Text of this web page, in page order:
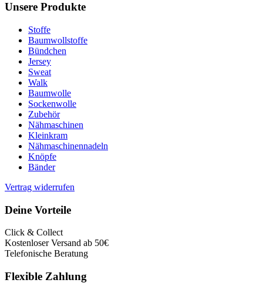
Unsere Produkte
Stoffe
Baumwollstoffe
Bündchen
Jersey
Sweat
Walk
Baumwolle
Sockenwolle
Zubehör
Nähmaschinen
Kleinkram
Nähmaschinennadeln
Knöpfe
Bänder
Vertrag widerrufen
Deine Vorteile
Click & Collect
Kostenloser Versand ab 50€
Telefonische Beratung
Flexible Zahlung